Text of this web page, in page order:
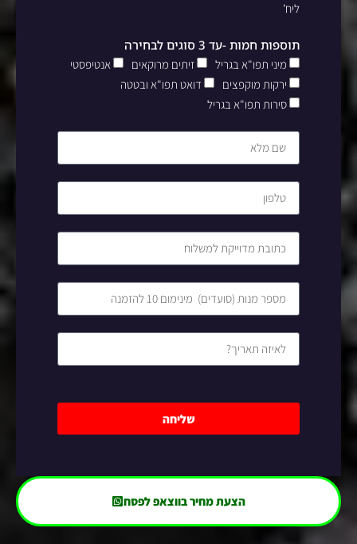
ליח’
תוספות חמות -עד 3 סוגים לבחירה
מיני תפו"א בגריל זיתים מרוקאים
אנטיפסטי
ירקות מוקפצים
דואט תפו"א ובטטה
סירות תפו"א בגריל
שליחה
הצעת מחיר בווצאפ לפסח